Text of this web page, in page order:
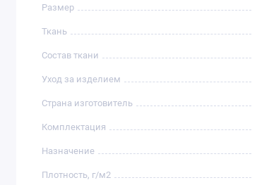
Размер
Ткань
Состав ткани
Уход за изделием
Страна изготовитель
Комплектация
Назначение
Плотность, г/м2